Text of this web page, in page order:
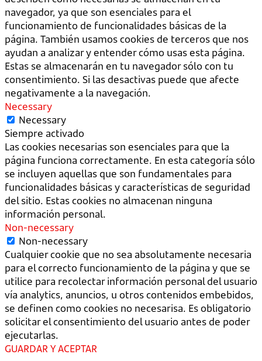
navegador, ya que son esenciales para el
funcionamiento de funcionalidades básicas de la
página. También usamos cookies de terceros que nos
ayudan a analizar y entender cómo usas esta página.
Estas se almacenarán en tu navegador sólo con tu
consentimiento. Si las desactivas puede que afecte
negativamente a la navegación.
Necessary
Necessary
Siempre activado
Las cookies necesarias son esenciales para que la
página funciona correctamente. En esta categoría sólo
se incluyen aquellas que son fundamentales para
funcionalidades básicas y características de seguridad
del sitio. Estas cookies no almacenan ninguna
información personal.
Non-necessary
Non-necessary
Cualquier cookie que no sea absolutamente necesaria
para el correcto funcionamiento de la página y que se
utilice para recolectar información personal del usuario
vía analytics, anuncios, u otros contenidos embebidos,
se definen como cookies no necesarisa. Es obligatorio
solicitar el consentimiento del usuario antes de poder
ejecutarlas.
GUARDAR Y ACEPTAR